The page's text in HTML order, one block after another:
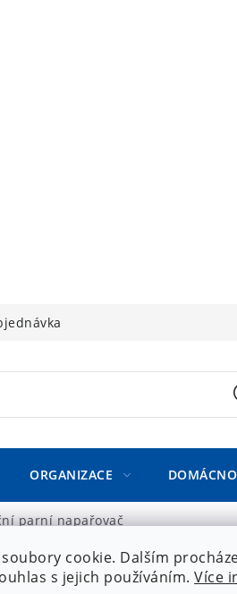
cookie. Dalším
s jejich používáním. Více
ORGANIZACE
parní napařovač